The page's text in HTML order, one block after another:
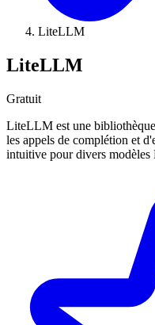
LiteLLM
LiteLLM
Gratuit
LiteLLM est une
les appels de complétion et
intuitive pour divers